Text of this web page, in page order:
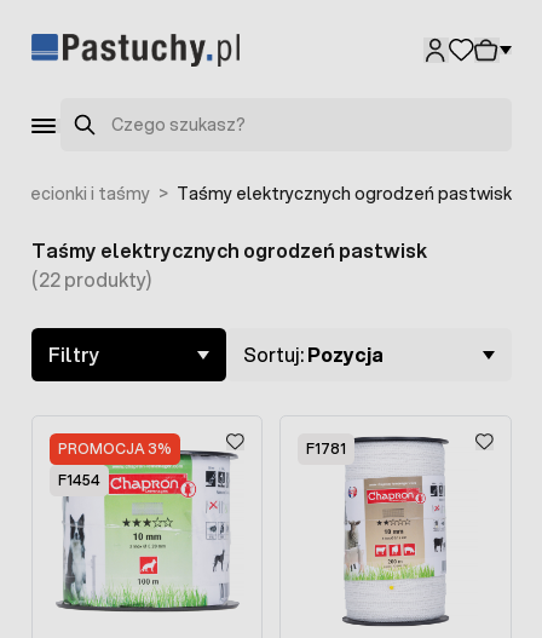
Szukaj
plecionki i taśmy > Taśmy elektrycznych ogrodzeń pastwisk
Skip to product list
Taśmy elektrycznych ogrodzeń pastwisk
(22 produkty)
Filtry Sortuj:Pozycja
PROMOCJA 3%
F1454
F1781